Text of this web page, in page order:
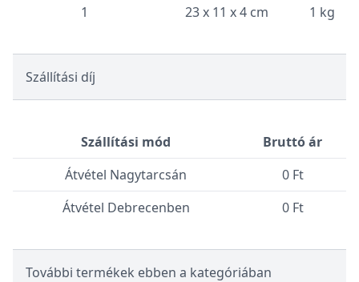
1
23 x 11 x 4 cm 1 kg
Szállítási díj
Szállítási mód
Bruttó ár
Átvétel Nagytarcsán
0 Ft
Átvétel Debrecenben
0 Ft
További termékek ebben a kategóriában